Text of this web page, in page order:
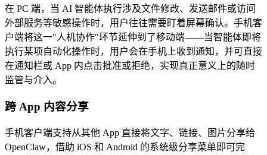
在 PC 端，当 AI 智能体执行涉及文件修改、发送邮件或访问
外部服务等敏感操作时，用户往往需要盯着屏幕确认。手机客
户端将这一"人机协作"环节延伸到了移动端——当智能体即将
执行某项自动化操作时，用户会在手机上收到通知，并可直接
在通知栏或 App 内点击批准或拒绝，实现真正意义上的随时
监管与介入。
跨 App 内容分享
手机客户端支持从其他 App 直接将文字、链接、图片分享给
OpenClaw，借助 iOS 和 Android 的系统级分享菜单即可完